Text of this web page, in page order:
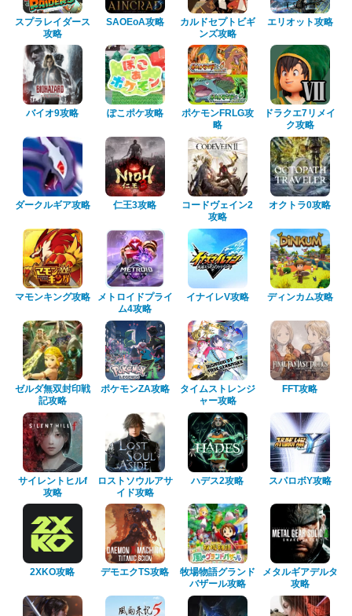
スプラレイダース
攻略
SAOEoA攻略
カルドセプトビギ
ンズ攻略
エリオット攻略
バイオ9攻略 ぽこポケ攻略
ポケモンFRLG攻
略
ドラクエ7リメイ
ク攻略
ダークルギア攻略 仁王3攻略
コードヴェイン2
攻略
オクトラ0攻略
マモンキング攻略
メトロイドプライ
ム4攻略
イナイレV攻略 ディンカム攻略
ゼルダ無双封印戦
記攻略
ポケモンZA攻略
タイムストレンジ
ャー攻略
FFT攻略
サイレントヒルf
攻略
ロストソウルアサ
イド攻略
ハデス2攻略 スパロボY攻略
2XKO攻略 デモエクTS攻略
牧場物語グランド
バザール攻略
メタルギアデルタ
攻略